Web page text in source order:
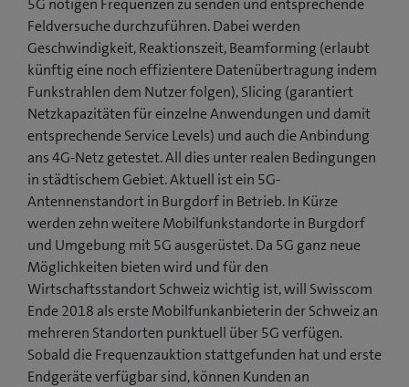
s
F
e
n
s
t
e
r
)
5G nötigen Frequenzen zu senden und entsprechende
Feldversuche durchzuführen. Dabei werden
Geschwindigkeit, Reaktionszeit, Beamforming (erlaubt
künftig eine noch effizientere Datenübertragung indem
Funkstrahlen dem Nutzer folgen), Slicing (garantiert
Netzkapazitäten für einzelne Anwendungen und damit
entsprechende Service Levels) und auch die Anbindung
ans 4G-Netz getestet. All dies unter realen Bedingungen
in städtischem Gebiet. Aktuell ist ein 5G-
Antennenstandort in Burgdorf in Betrieb. In Kürze
werden zehn weitere Mobilfunkstandorte in Burgdorf
und Umgebung mit 5G ausgerüstet. Da 5G ganz neue
Möglichkeiten bieten wird und für den
Wirtschaftsstandort Schweiz wichtig ist, will Swisscom
Ende 2018 als erste Mobilfunkanbieterin der Schweiz an
mehreren Standorten punktuell über 5G verfügen.
Sobald die Frequenzauktion stattgefunden hat und erste
Endgeräte verfügbar sind, können Kunden an